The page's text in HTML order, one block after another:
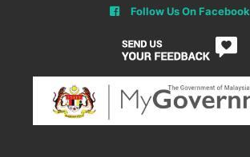
Follow Us On Facebook